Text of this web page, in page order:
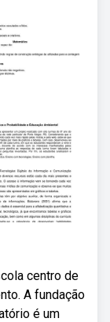
centro de
A fundação
é um